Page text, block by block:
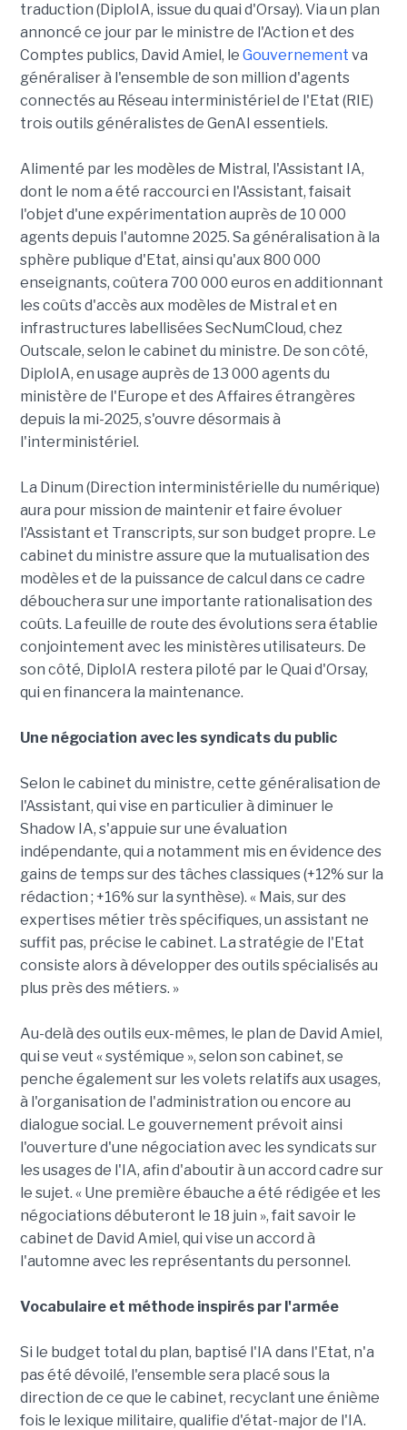
traduction (DiploIA, issue du quai d'Orsay). Via un plan
annoncé ce jour par le ministre de l'Action et des
Comptes publics, David Amiel, le Gouvernement va
généraliser à l'ensemble de son million d'agents
connectés au Réseau interministériel de l'Etat (RIE)
trois outils généralistes de GenAI essentiels.
Alimenté par les modèles de Mistral, l'Assistant IA,
dont le nom a été raccourci en l'Assistant, faisait
l'objet d'une expérimentation auprès de 10 000
agents depuis l'automne 2025. Sa généralisation à la
sphère publique d'Etat, ainsi qu'aux 800 000
enseignants, coûtera 700 000 euros en additionnant
les coûts d'accès aux modèles de Mistral et en
infrastructures labellisées SecNumCloud, chez
Outscale, selon le cabinet du ministre. De son côté,
DiploIA, en usage auprès de 13 000 agents du
ministère de l'Europe et des Affaires étrangères
depuis la mi-2025, s'ouvre désormais à
l'interministériel.
La Dinum (Direction interministérielle du numérique)
aura pour mission de maintenir et faire évoluer
l'Assistant et Transcripts, sur son budget propre. Le
cabinet du ministre assure que la mutualisation des
modèles et de la puissance de calcul dans ce cadre
débouchera sur une importante rationalisation des
coûts. La feuille de route des évolutions sera établie
conjointement avec les ministères utilisateurs. De
son côté, DiploIA restera piloté par le Quai d'Orsay,
qui en financera la maintenance.
Une négociation avec les syndicats du public
Selon le cabinet du ministre, cette généralisation de
l'Assistant, qui vise en particulier à diminuer le
Shadow IA, s'appuie sur une évaluation
indépendante, qui a notamment mis en évidence des
gains de temps sur des tâches classiques (+12% sur la
rédaction ; +16% sur la synthèse). « Mais, sur des
expertises métier très spécifiques, un assistant ne
suffit pas, précise le cabinet. La stratégie de l'Etat
consiste alors à développer des outils spécialisés au
plus près des métiers. »
Au-delà des outils eux-mêmes, le plan de David Amiel,
qui se veut « systémique », selon son cabinet, se
penche également sur les volets relatifs aux usages,
à l'organisation de l'administration ou encore au
dialogue social. Le gouvernement prévoit ainsi
l'ouverture d'une négociation avec les syndicats sur
les usages de l'IA, afin d'aboutir à un accord cadre sur
le sujet. « Une première ébauche a été rédigée et les
négociations débuteront le 18 juin », fait savoir le
cabinet de David Amiel, qui vise un accord à
l'automne avec les représentants du personnel.
Vocabulaire et méthode inspirés par l'armée
Si le budget total du plan, baptisé l'IA dans l'Etat, n'a
pas été dévoilé, l'ensemble sera placé sous la
direction de ce que le cabinet, recyclant une énième
fois le lexique militaire, qualifie d'état-major de l'IA.